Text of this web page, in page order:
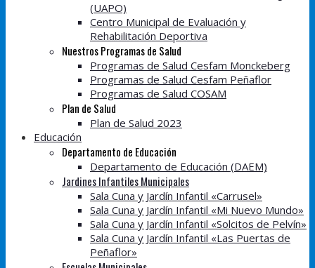
(UAPO)
Centro Municipal de Evaluación y
Rehabilitación Deportiva
Nuestros Programas de Salud
Programas de Salud Cesfam Monckeberg
Programas de Salud Cesfam Peñaflor
Programas de Salud COSAM
Plan de Salud
Plan de Salud 2023
Educación
Departamento de Educación
Departamento de Educación (DAEM)
Jardines Infantiles Municipales
Sala Cuna y Jardín Infantil «Carrusel»
Sala Cuna y Jardín Infantil «Mi Nuevo Mundo»
Sala Cuna y Jardín Infantil «Solcitos de Pelvín»
Sala Cuna y Jardín Infantil «Las Puertas de
Peñaflor»